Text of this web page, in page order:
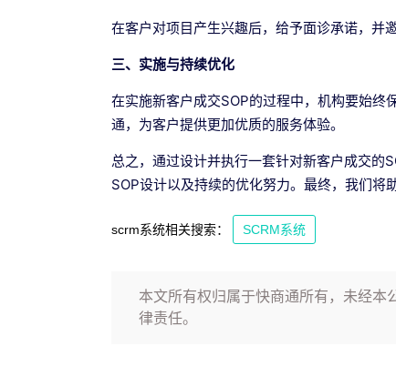
在客户对项目产生兴趣后，给予面诊承诺，并
三、实施与持续优化
在实施新客户成交SOP的过程中，机构要始终
通，为客户提供更加优质的服务体验。
总之，通过设计并执行一套针对新客户成交的
SOP设计以及持续的优化努力。最终，我们将
scrm系统相关搜索： SCRM系统
本文所有权归属于快商通所有，未经本
律责任。